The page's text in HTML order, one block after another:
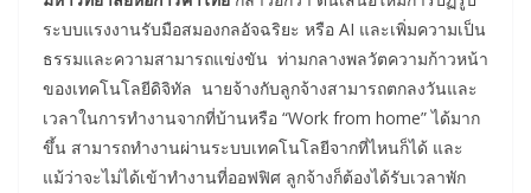
ระบบแรงงานรับมือสมองกลอัจฉริยะ หรือ AI และเพิ่มความเป็น
ธรรมและความสามารถแข่งขัน ท่ามกลางพลวัตความก้าวหน้า
ของเทคโนโลยีดิจิทัล นายจ้างกับลูกจ้างสามารถตกลงวันและ
เวลาในการทำงานจากที่บ้านหรือ “Work from home” ได้มาก
ขึ้น สามารถทำงานผ่านระบบเทคโนโลยีจากที่ไหนก็ได้ และ
แม้ว่าจะไม่ได้เข้าทำงานที่ออฟฟิศ ลูกจ้างก็ต้องได้รับเวลาพัก